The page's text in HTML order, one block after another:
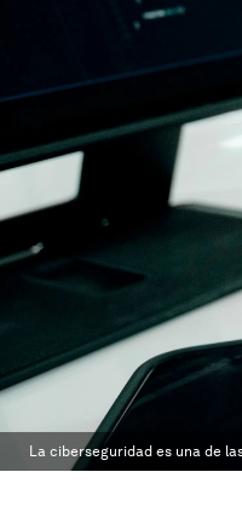
La ciberseguridad es una de